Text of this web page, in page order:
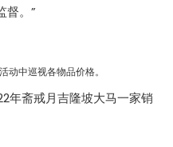
督。”
动中巡视各物品价格。
年斋戒月吉隆坡大马一家销